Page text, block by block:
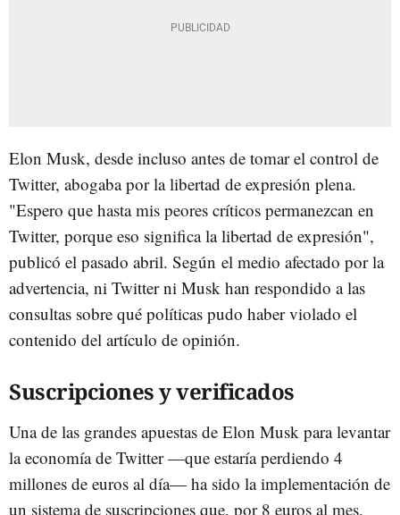
Elon Musk, desde incluso antes de tomar el control de
Twitter, abogaba por la libertad de expresión plena.
"Espero que hasta mis peores críticos permanezcan en
Twitter, porque eso significa la libertad de expresión",
publicó el pasado abril. Según el medio afectado por la
advertencia, ni Twitter ni Musk han respondido a las
consultas sobre qué políticas pudo haber violado el
contenido del artículo de opinión.
Suscripciones y verificados
Una de las grandes apuestas de Elon Musk para levantar
la economía de Twitter —que estaría perdiendo 4
millones de euros al día— ha sido la implementación de
un sistema de suscripciones que, por 8 euros al mes,